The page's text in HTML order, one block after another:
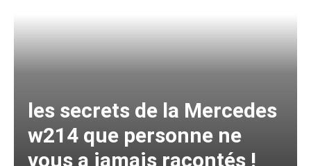
les secrets de la Mercedes
w214 que personne ne
vous a jamais racontés !